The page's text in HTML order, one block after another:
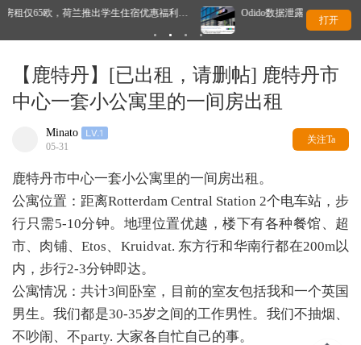
惠福利… Odido数据泄露后，大批用户跑了吗？竞争对手回应了
打开
【鹿特丹】[已出租，请删帖] 鹿特丹市
中心一套小公寓里的一间房出租
Minato
05-31
关注Ta
鹿特丹市中心一套小公寓里的一间房出租。
公寓位置：距离Rotterdam Central Station 2个电车站，步
行只需5-10分钟。地理位置优越，楼下有各种餐馆、超
市、肉铺、Etos、Kruidvat. 东方行和华南行都在200m以
内，步行2-3分钟即达。
公寓情况：共计3间卧室，目前的室友包括我和一个英国
男生。我们都是30-35岁之间的工作男性。我们不抽烟、
不吵闹、不party. 大家各自忙自己的事。